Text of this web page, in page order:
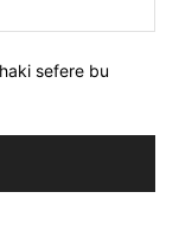
sefere bu